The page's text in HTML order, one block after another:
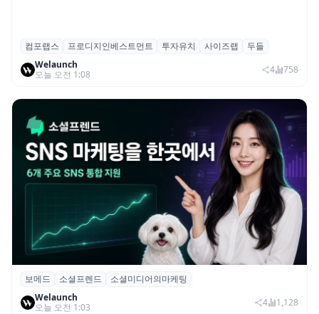
컴포랩스, 프로디지인베스트먼트로부터 시
드 투자 유치
컴포랩스 프로디지인베스트먼트 투자유치 사이즈랩
두들
Welaunch
오늘 오전 1:08
4 758
보메드 ‘소셜프렌드’, 유튜브·인스타 등 6개
SNS 마케팅 통합 지원
보메드 소셜프렌드
소셜미디어의마케팅
Welaunch
오늘 오전 1:03
4 1,128